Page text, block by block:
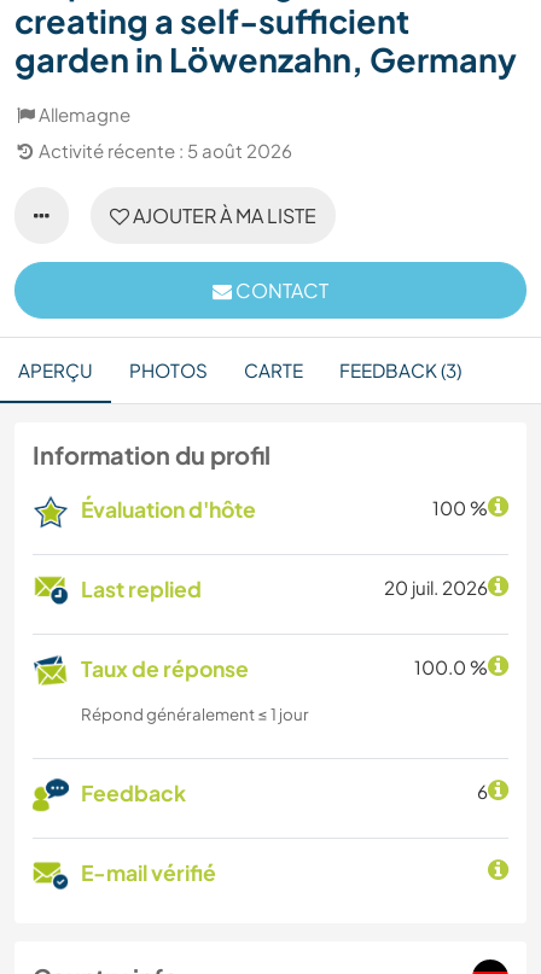
creating a self-sufficient
garden in Löwenzahn, Germany
Allemagne
Activité récente : 5 août 2026
AJOUTER À MA LISTE
CONTACT
APERÇU PHOTOS CARTE FEEDBACK (3)
Information du profil
Évaluation d'hôte 100 %
Last replied 20 juil. 2026
Taux de réponse 100.0 %
Répond généralement ≤ 1 jour
Feedback 6
E-mail vérifié